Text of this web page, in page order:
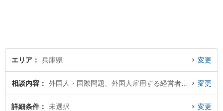
エリア 兵庫県 変更
相談内容 変更
詳細条件 未選択 変更